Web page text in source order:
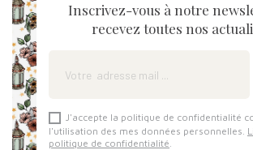
Inscrivez-vous à notre
recevez toutes nos
J'accepte la politique de confidentialité
l'utilisation des mes données personnelles.
politique de confidentialité